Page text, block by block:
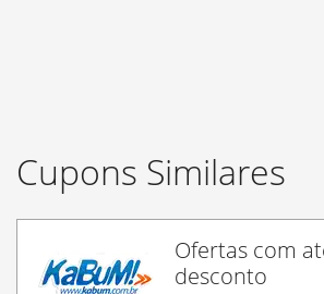
Cupons Similares
Ofertas com
desconto